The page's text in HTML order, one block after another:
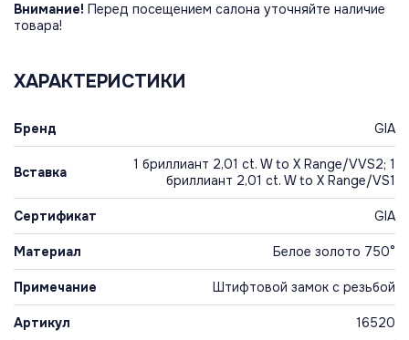
Внимание! Перед посещением салона уточняйте наличие
товара!
ХАРАКТЕРИСТИКИ
Бренд GIA
Вставка
1 бриллиант 2,01 ct. W to X Range/VVS2; 1
бриллиант 2,01 ct. W to X Range/VS1
Сертификат GIA
Материал Белое золото 750°
Примечание Штифтовой замок с резьбой
Артикул 16520